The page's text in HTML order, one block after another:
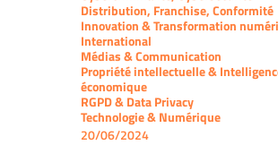
Distribution, Franchise, Conformité
Innovation & Transformation
International
Médias & Communication
Propriété intellectuelle &
économique
RGPD & Data Privacy
Technologie & Numérique
20/06/2024